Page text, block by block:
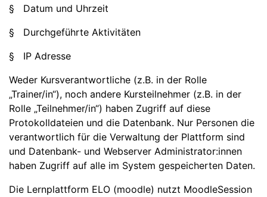
§ Datum und Uhrzeit
§ Durchgeführte Aktivitäten
§ IP Adresse
Weder Kursverantwortliche (z.B. in der Rolle
„Trainer/in“), noch andere Kursteilnehmer (z.B. in der
Rolle „Teilnehmer/in“) haben Zugriff auf diese
Protokolldateien und die Datenbank. Nur Personen die
verantwortlich für die Verwaltung der Plattform sind
und Datenbank- und Webserver Administrator:innen
haben Zugriff auf alle im System gespeicherten Daten.
Die Lernplattform ELO (moodle) nutzt MoodleSession